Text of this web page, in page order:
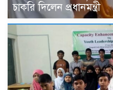
চাকরি দিলেন প্রধানমন্ত্রী